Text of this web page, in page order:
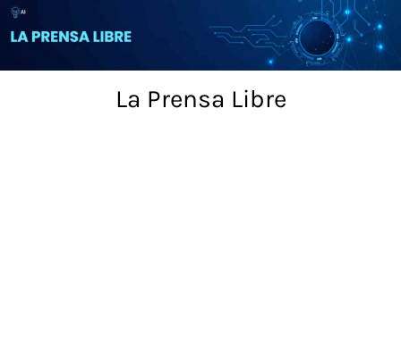
Skip
to
La Prensa Libre